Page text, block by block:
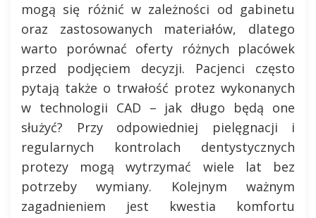
mogą się różnić w zależności od gabinetu
oraz zastosowanych materiałów, dlatego
warto porównać oferty różnych placówek
przed podjęciem decyzji. Pacjenci często
pytają także o trwałość protez wykonanych
w technologii CAD – jak długo będą one
służyć? Przy odpowiedniej pielęgnacji i
regularnych kontrolach dentystycznych
protezy mogą wytrzymać wiele lat bez
potrzeby wymiany. Kolejnym ważnym
zagadnieniem jest kwestia komfortu